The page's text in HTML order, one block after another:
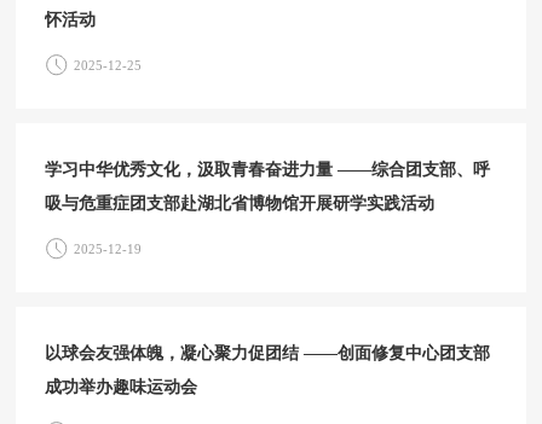
怀活动
2025-12-25
学习中华优秀文化，汲取青春奋进力量 ——综合团支部、呼
吸与危重症团支部赴湖北省博物馆开展研学实践活动
2025-12-19
以球会友强体魄，凝心聚力促团结 ——创面修复中心团支部
成功举办趣味运动会